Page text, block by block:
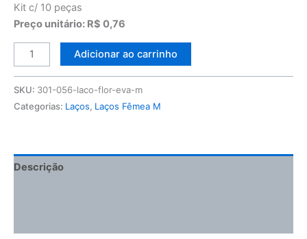
Kit c/ 10 peças
Preço unitário: R$ 0,76
Adicionar ao carrinho
SKU: 301-056-laco-flor-eva-m
Categorias: Laços, Laços Fêmea M
Descrição